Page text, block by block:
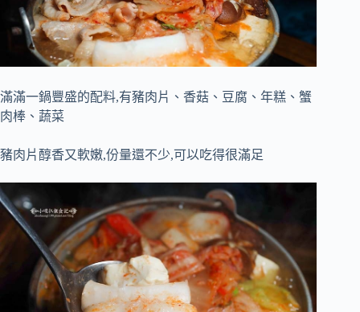
滿滿一鍋豐盛的配料,有豬肉片、香菇、豆腐、年糕、蟹
肉棒、蔬菜
豬肉片醇香又軟嫩,份量還不少,可以吃得很滿足